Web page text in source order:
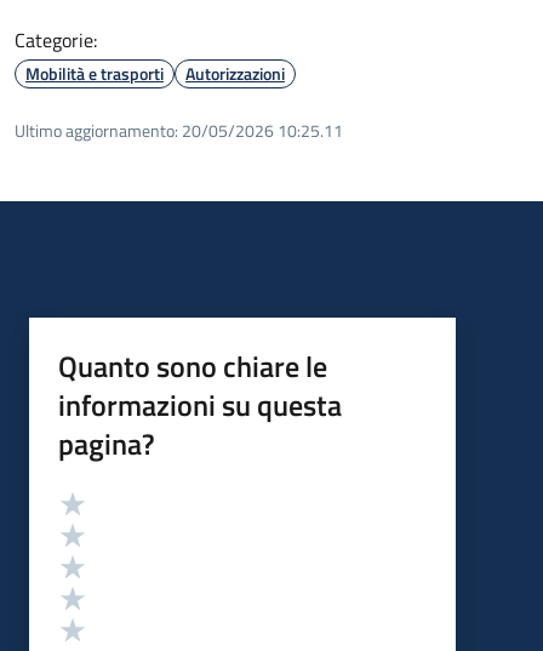
Categorie:
Mobilità e trasporti Autorizzazioni
Ultimo aggiornamento: 20/05/2026 10:25.11
Quanto sono chiare le
informazioni su questa
pagina?
Valutazione